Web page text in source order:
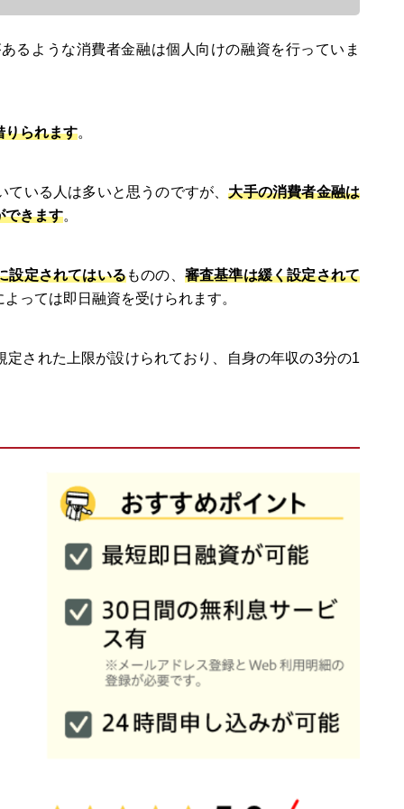
るような消費者金融は個人向けの融資を行っていま
りられます。
ている人は多いと思うのですが、大手の消費者金融は
できます。
設定されてはいるものの、 審査基準は緩く設定されて
っては即日融資を受けられます。
された上限が設けられており、自身の年収の3分の1